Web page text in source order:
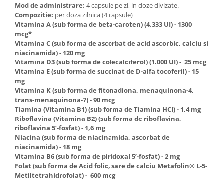
Mod de administrare: 4 capsule pe zi, in doze divizate.
Compozitie: per doza zilnica (4 capsule)
Vitamina A (sub forma de beta-caroten) (4.333 UI) - 1300
mcg*
Vitamina C (sub forma de ascorbat de acid ascorbic, calciu si
niacinamida) - 120 mg
Vitamina D3 (sub forma de colecalciferol) (1.000 UI) - 25 mcg
Vitamina E (sub forma de succinat de D-alfa tocoferil) - 15
mg
Vitamina K (sub forma de fitonadiona, menaquinona-4,
trans-menaquinona-7) - 90 mcg
Tiamina (Vitamina B1) (sub forma de Tiamina HCI) - 1,4 mg
Riboflavina (Vitamina B2) (sub forma de riboflavina,
riboflavina 5’-fosfat) - 1,6 mg
Niacina (sub forma de niacinamida, ascorbat de
niacinamida) - 18 mg
Vitamina B6 (sub forma de piridoxal 5’-fosfat) - 2 mg
Folat (sub forma de Acid folic, sare de calciu Metafolin® L-5-
Metiltetrahidrofolat) - 600 mcg